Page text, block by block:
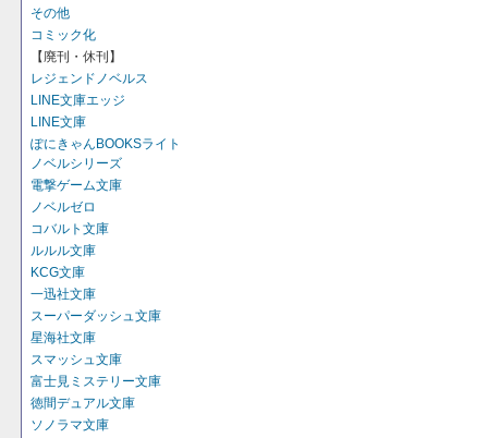
その他
コミック化
【廃刊・休刊】
レジェンドノベルス
LINE文庫エッジ
LINE文庫
ぽにきゃんBOOKSライト
ノベルシリーズ
電撃ゲーム文庫
ノベルゼロ
コバルト文庫
ルルル文庫
KCG文庫
一迅社文庫
スーパーダッシュ文庫
星海社文庫
スマッシュ文庫
富士見ミステリー文庫
徳間デュアル文庫
ソノラマ文庫